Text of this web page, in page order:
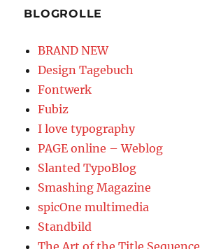
BLOGROLLE
BRAND NEW
Design Tagebuch
Fontwerk
Fubiz
I love typography
PAGE online – Weblog
Slanted TypoBlog
Smashing Magazine
spicOne multimedia
Standbild